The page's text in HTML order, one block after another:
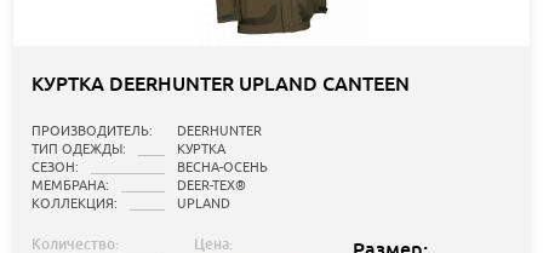
КУРТКА DEERHUNTER UPLAND CANTEEN
ПРОИЗВОДИТЕЛЬ:
DEERHUNTER
ТИП ОДЕЖДЫ:
КУРТКА
СЕЗОН:
ВЕСНА-ОСЕНЬ
МЕМБРАНА:
DEER-TEX®
КОЛЛЕКЦИЯ:
UPLAND
Количество: Цена: